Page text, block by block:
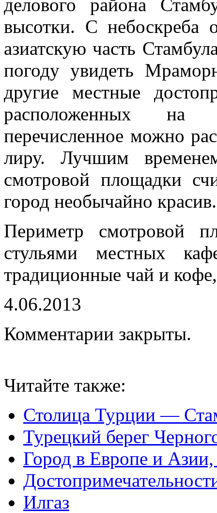
делового района
высотки. С небоскреба
азиатскую часть
погоду увидеть
другие местные
расположенных на
перечисленное можно
лиру. Лучшим
смотровой площадки
город необычайно красив.
Периметр смотровой
стульями местных
традиционные чай и
4.06.2013
Комментарии закрыты.
Читайте также:
Столица Турции —
Турецкий берег
Город в Европе и
Илгаз